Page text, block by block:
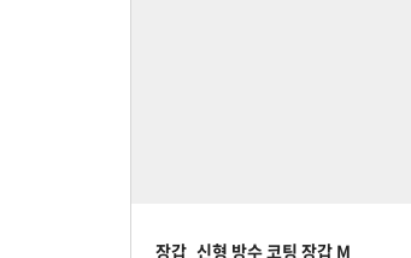
장갑_신형 방수 코팅 장갑 M